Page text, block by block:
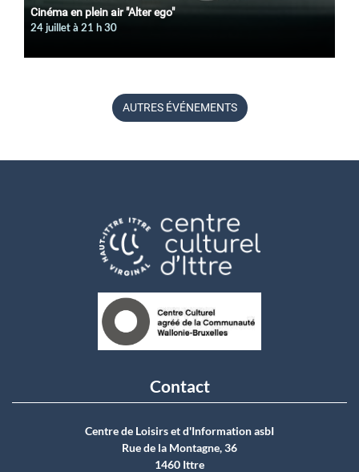
Cinéma en plein air "Alter ego"
24 juillet à 21 h 30
AUTRES ÉVÉNEMENTS
Contact
Centre de Loisirs et d'Information asbI
Rue de la Montagne, 36
1460 Ittre